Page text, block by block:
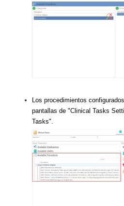
Los procedimientos
pantallas de "Clinical Tasks
Tasks".